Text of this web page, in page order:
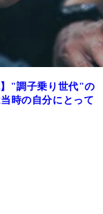
】"調子乗り世代"の
時の自分にとって